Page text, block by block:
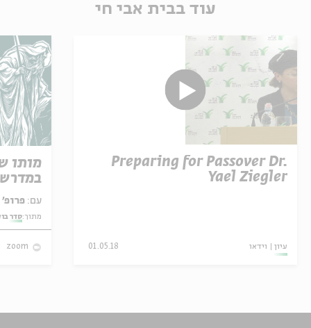
עוד בבית אבי חי
Preparing for Passover Dr.
Yael Ziegler
עיון וידאו 01.05.18
מותו
עם: פרופ' אביגדור שנאן
מתוך:סדר
zoom